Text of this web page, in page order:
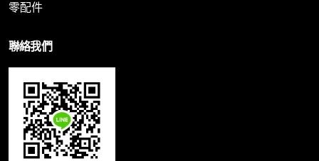
零配件
聯絡我們